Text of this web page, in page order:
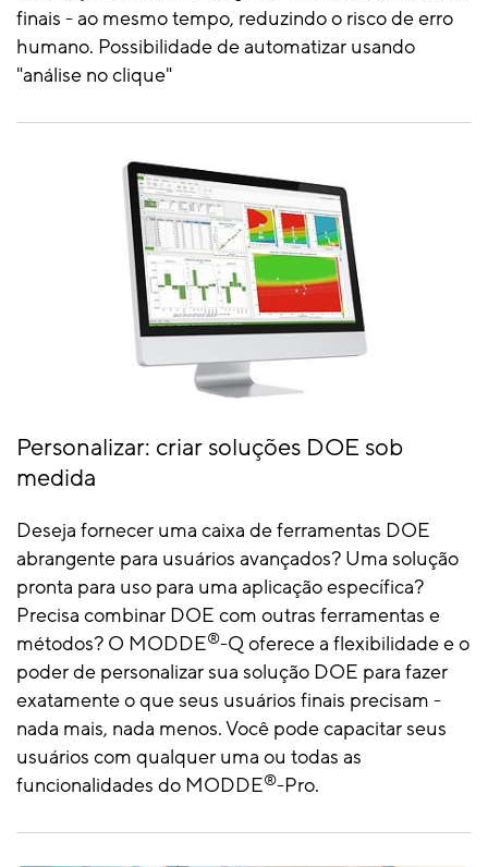
finais - ao mesmo tempo, reduzindo o risco de erro
humano. Possibilidade de automatizar usando
"análise no clique"
Personalizar: criar soluções DOE sob
medida
Deseja fornecer uma caixa de ferramentas DOE
abrangente para usuários avançados? Uma solução
pronta para uso para uma aplicação específica?
Precisa combinar DOE com outras ferramentas e
métodos? O MODDE®-Q oferece a flexibilidade e o
poder de personalizar sua solução DOE para fazer
exatamente o que seus usuários finais precisam -
nada mais, nada menos. Você pode capacitar seus
usuários com qualquer uma ou todas as
funcionalidades do MODDE®-Pro.